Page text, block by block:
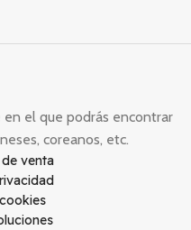
el que podrás encontrar
coreanos, etc.
venta